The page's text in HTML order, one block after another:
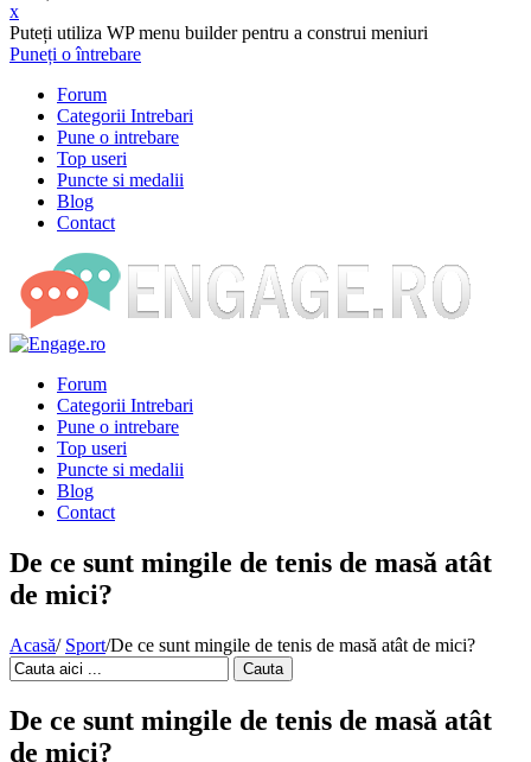
x
Puteți utiliza WP menu builder pentru a construi meniuri
Puneți o întrebare
Forum
Categorii Intrebari
Pune o intrebare
Top useri
Puncte si medalii
Blog
Contact
Forum
Categorii Intrebari
Pune o intrebare
Top useri
Puncte si medalii
Blog
Contact
De ce sunt mingile de tenis de masă atât
de mici?
Acasă/ Sport/De ce sunt mingile de tenis de masă atât de mici?
Cauta
De ce sunt mingile de tenis de masă atât
de mici?